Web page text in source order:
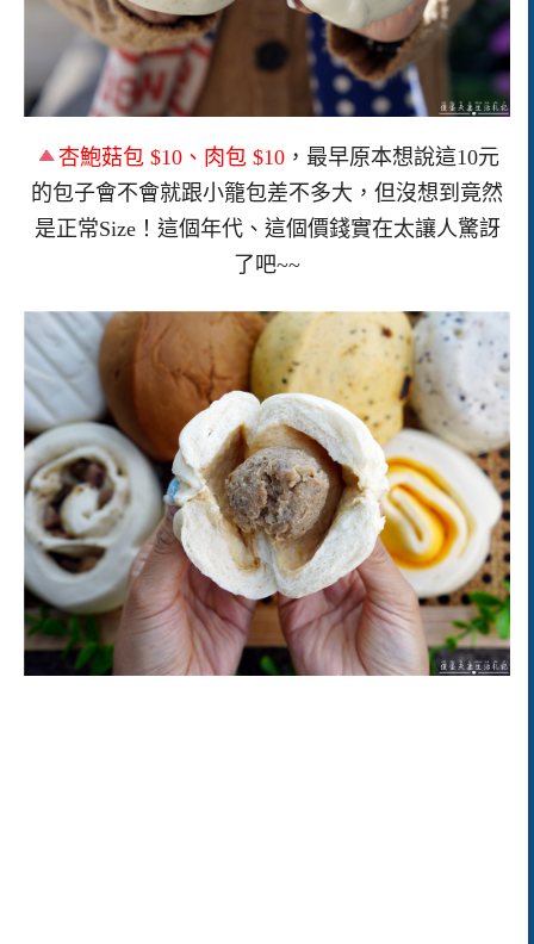
杏鮑菇包 $10、肉包 $10 ，最早原本想說這10元
的包子會不會就跟小籠包差不多大，但沒想到竟然
是正常Size！這個年代、這個價錢實在太讓人驚訝
了吧~~